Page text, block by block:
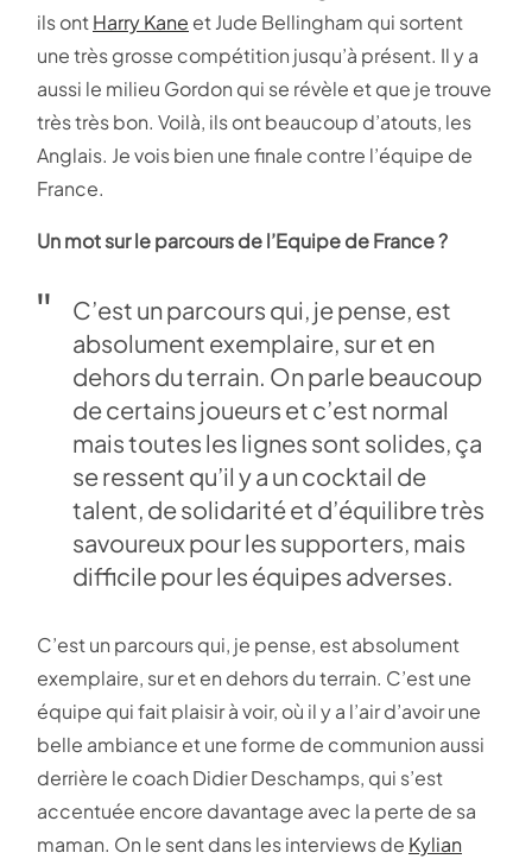
ils ontHarry Kane et Jude Bellingham qui sortent
une très grosse compétition jusqu’à présent. Il y a
aussi le milieu Gordon qui se révèle et que je trouve
très très bon. Voilà, ils ont beaucoup d’atouts, les
Anglais. Je vois bien une finale contre l’équipe de
France.
Un mot sur le parcours de l’Equipe de France ?
C’est un parcours qui, je pense, est
absolument exemplaire, sur et en
dehors du terrain. On parle beaucoup
de certains joueurs et c’est normal
mais toutes les lignes sont solides, ça
se ressent qu’il y a un cocktail de
talent, de solidarité et d’équilibre très
savoureux pour les supporters, mais
difficile pour les équipes adverses.
C’est un parcours qui, je pense, est absolument
exemplaire, sur et en dehors du terrain. C’est une
équipe qui fait plaisir à voir, où il y a l’air d’avoir une
belle ambiance et une forme de communion aussi
derrière le coach Didier Deschamps, qui s’est
accentuée encore davantage avec la perte de sa
maman. On le sent dans les interviews de Kylian